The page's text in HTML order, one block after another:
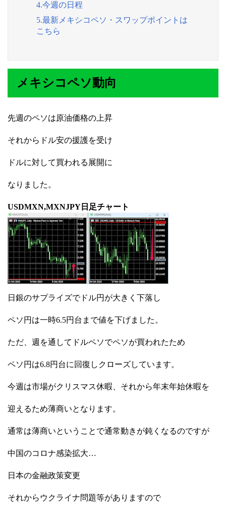
4.今週の日程
5.最新メキシコペソ・スワップポイントは
こちら
メキシコペソ動向
先週のペソは原油価格の上昇
それからドル安の援護を受け
ドルに対して買われる展開に
なりました。
USDMXN,MXNJPY日足チャート
日銀のサプライズでドル円が大きく下落し
ペソ円は一時6.5円台まで値を下げました。
ただ、週を通してドルペソでペソが買われたため
ペソ円は6.8円台に回復しクローズしています。
今週は市場がクリスマス休暇、それから年末年始休暇を
迎えるため薄商いとなります。
通常は薄商いということで通常動きが鈍くなるのですが
中国のコロナ感染拡大…
日本の金融政策変更
それからウクライナ問題等がありますので